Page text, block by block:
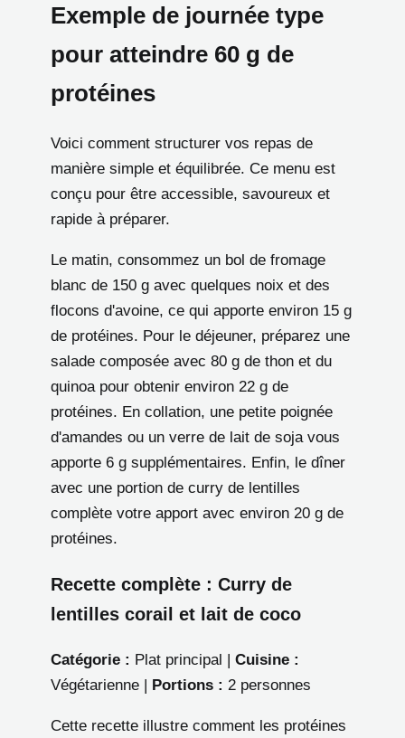
Exemple de journée type
pour atteindre 60 g de
protéines
Voici comment structurer vos repas de
manière simple et équilibrée. Ce menu est
conçu pour être accessible, savoureux et
rapide à préparer.
Le matin, consommez un bol de fromage
blanc de 150 g avec quelques noix et des
flocons d'avoine, ce qui apporte environ 15 g
de protéines. Pour le déjeuner, préparez une
salade composée avec 80 g de thon et du
quinoa pour obtenir environ 22 g de
protéines. En collation, une petite poignée
d'amandes ou un verre de lait de soja vous
apporte 6 g supplémentaires. Enfin, le dîner
avec une portion de curry de lentilles
complète votre apport avec environ 20 g de
protéines.
Recette complète : Curry de
lentilles corail et lait de coco
Catégorie : Plat principal | Cuisine :
Végétarienne |
Portions : 2 personnes
Cette recette illustre comment les protéines